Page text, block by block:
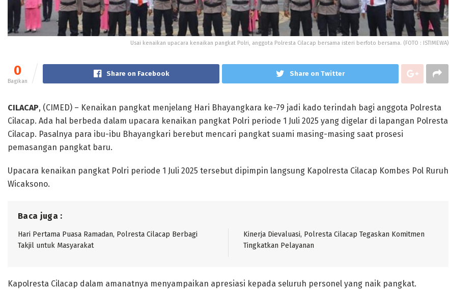
Usai kenaikan upacara kenaikan pangkat Polri, anggota Polresta Cilacap bersama isteri berfoto bersama. (FOTO : ISTIMEWA)
0
Bagikan
Share on Facebook Share on Twitter
CILACAP, (CIMED) – Kenaikan pangkat menjelang Hari Bhayangkara ke-79 jadi kado terindah bagi anggota Polresta
Cilacap. Ada hal berbeda dalam upacara kenaikan pangkat Polri periode 1 Juli 2025 yang digelar di lapangan Polresta
Cilacap. Pasalnya para ibu-ibu Bhayangkari berebut mencari pangkat suami masing-masing saat prosesi
pemasangan pangkat baru.
Upacara kenaikan pangkat Polri periode 1 Juli 2025 tersebut dipimpin langsung Kapolresta Cilacap Kombes Pol Ruruh
Wicaksono.
Baca juga :
Hari Pertama Puasa Ramadan, Polresta Cilacap Berbagi
Takjil untuk Masyarakat
Kinerja Dievaluasi, Polresta Cilacap Tegaskan Komitmen
Tingkatkan Pelayanan
Kapolresta Cilacap dalam amanatnya menyampaikan apresiasi kepada seluruh personel yang naik pangkat.